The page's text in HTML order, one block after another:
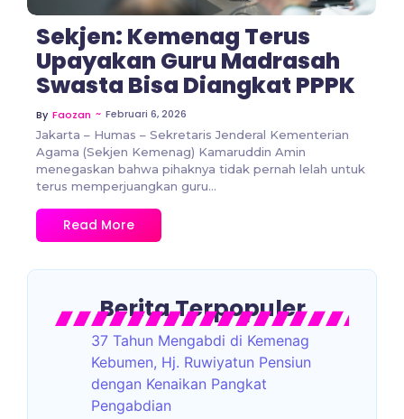
Sekjen: Kemenag Terus
Upayakan Guru Madrasah
Swasta Bisa Diangkat PPPK
By Faozan ~ Februari 6, 2026
Jakarta – Humas – Sekretaris Jenderal Kementerian
Agama (Sekjen Kemenag) Kamaruddin Amin
menegaskan bahwa pihaknya tidak pernah lelah untuk
terus memperjuangkan guru...
Read More
Berita Terpopuler
37 Tahun Mengabdi di Kemenag
Kebumen, Hj. Ruwiyatun Pensiun
dengan Kenaikan Pangkat
Pengabdian